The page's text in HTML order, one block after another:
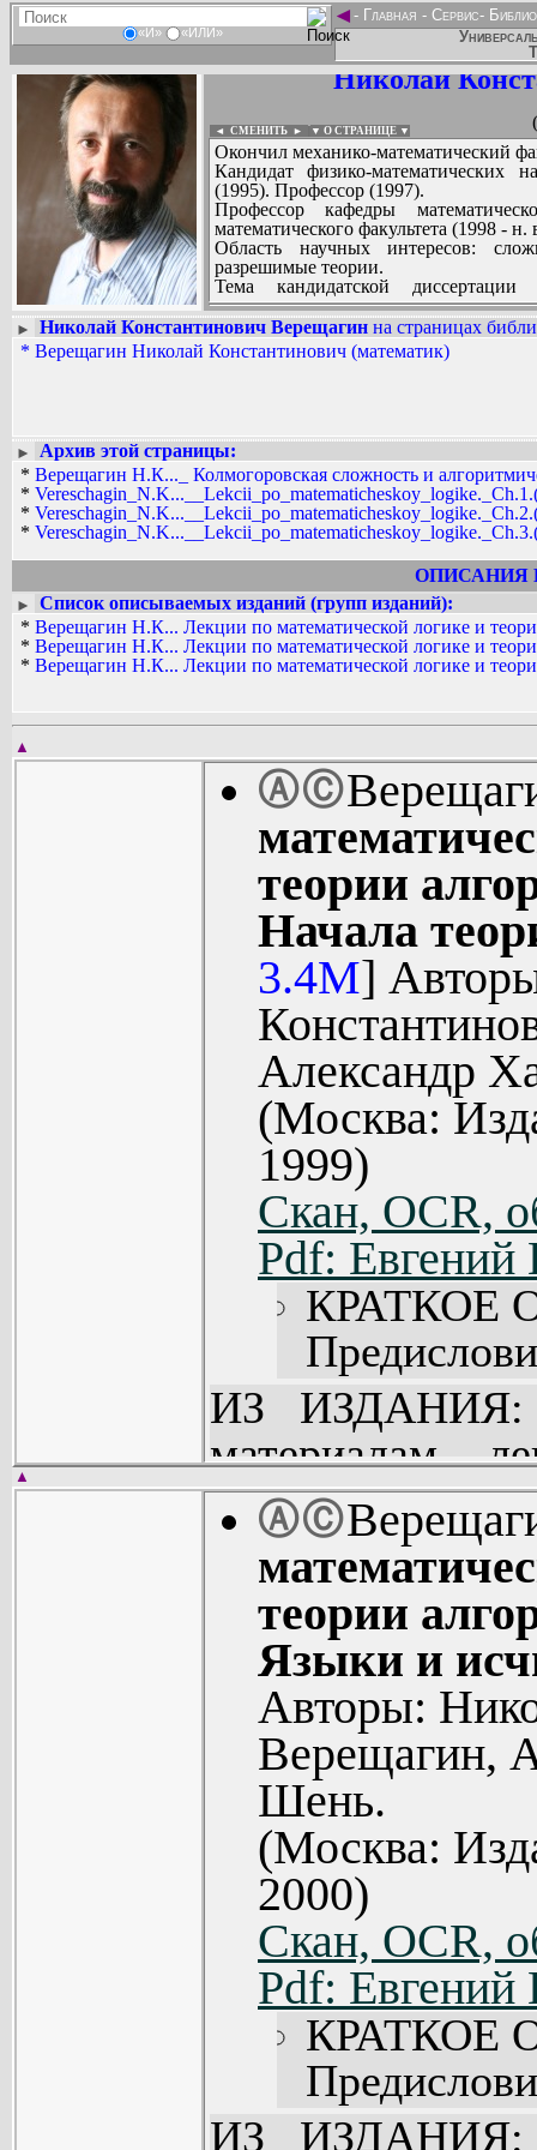
«И» «ИЛИ»
◄- Главная - Сервис-
Николай
◄ СМЕНИТЬ ► ▼ О СТРАНИЦЕ ▼
Окончил механико-математический
Кандидат физико-математических
(1995). Профессор (1997).
Профессор кафедры
математического факультета (1998 - н.
Область научных интересов:
разрешимые теории.
Тема кандидатской
рекуррентных
«Релятивизируемость в структурной
Читает курсы «Математическая
«Теоретико-сложностные
Вадим Ершов...
► Николай Константинович Верещагин на страницах
* Верещагин Николай Константинович (математик)
►
Архив этой страницы:
* Верещагин Н.К..._ Колмогоровская сложность и
*
*
*
ОПИСАНИЯ
►
Список описываемых изданий (групп изданий):
* Верещагин Н.К... Лекции по математической логике и
* Верещагин Н.К... Лекции по математической логике и
* Верещагин Н.К... Лекции по математической логике и
▲
ⒶⒸ
теории
Начала
3.4M]
Александр
(Москва:
1999)
Скан, OCR,
Pdf: Евгений
КРАТКОЕ
1.
2.
(49).
ИЗ ИЗДАНИЯ:
материалам
студентов
МГУ. В ней
основных
Изложение
математиков
основами
включает в
различной
▲
ⒶⒸ
теории
Языки и
Авторы:
Верещагин,
Шень.
(Москва:
2000)
Скан, OCR,
Pdf: Евгений
КРАТКОЕ
1. Логика
ИЗ ИЗДАНИЯ: